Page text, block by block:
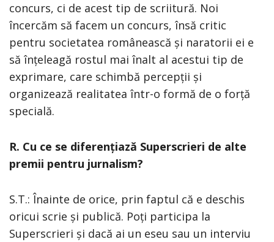
concurs, ci de acest tip de scriitură. Noi
încercăm să facem un concurs, însă critic
pentru societatea românească și naratorii ei e
să înțeleagă rostul mai înalt al acestui tip de
exprimare, care schimbă percepții și
organizează realitatea într-o formă de o forță
specială.
R. Cu ce se diferențiază Superscrieri de alte
premii pentru jurnalism?
S.T.: Înainte de orice, prin faptul că e deschis
oricui scrie și publică. Poți participa la
Superscrieri și dacă ai un eseu sau un interviu